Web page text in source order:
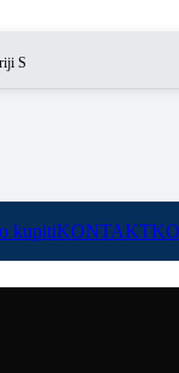
omogućili smo besplatnu
kupitiKONTAKT